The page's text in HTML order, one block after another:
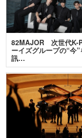
82MAJOR 次世代K-
ーイズグループの“今”
訊…